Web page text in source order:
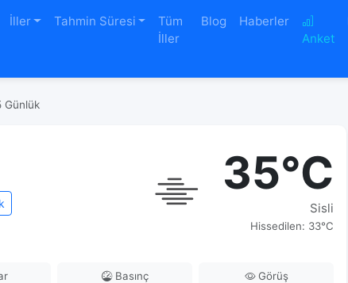
İller Tahmin Süresi
Tüm
İller
Blog
Haberler
Anket
Günlük
35°C
Sisli
Hissedilen: 33°C
Basınç Görüş